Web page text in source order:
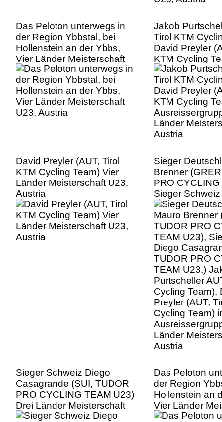
Das Peloton unterwegs in
der Region Ybbstal, bei
Hollenstein an der Ybbs,
Vier Länder Meisterschaft
U23, Austria
Jakob
Tirol KTM
David Preyler
KTM Cycling
Länder
Austria
David Preyler (AUT, Tirol
KTM Cycling Team) Vier
Länder Meisterschaft U23,
Austria
Sieger
Brenner
PRO
Sieger
Casagrande
PRO
Jakob
Tirol KTM
David Preyler
KTM Cycling
Länder
Austria
Sieger Schweiz Diego
Casagrande (SUI, TUDOR
PRO CYCLING TEAM U23)
Drei Länder Meisterschaft
U23, Austria
Das Peloton
der Region
Hollenstein an
Vier Länder
U23, Austria